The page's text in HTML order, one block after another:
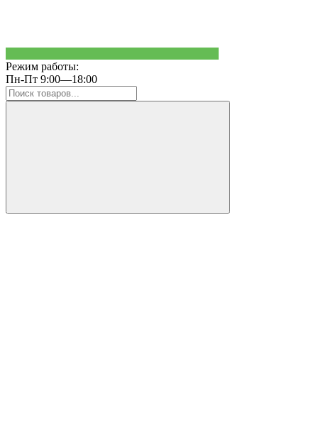
Режим работы:
Пн-Пт 9:00—18:00